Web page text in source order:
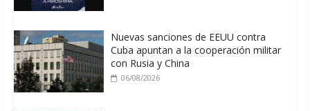
Nuevas sanciones de EEUU contra
Cuba apuntan a la cooperación militar
con Rusia y China
06/08/2026